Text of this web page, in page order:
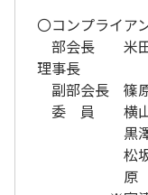
〇コンプライア
部会長 米
理事長
副部会長
委 員 横山
黒澤 豊
松坂 一
原 全 伸